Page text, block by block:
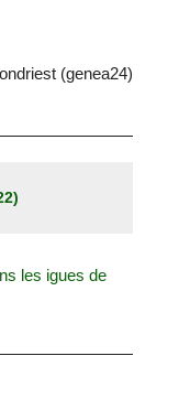
(genea24)
les igues de